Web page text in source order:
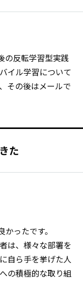
の反転学習型実践
イル学習について
その後はメールで
た
ったです。
は、様々な部署を
自ら手を挙げた人
の積極的な取り組